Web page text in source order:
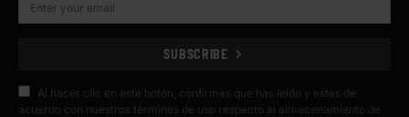
SUBSCRIBE
Al hacer clic en este botón, confirmas que has leído y estas de
acuerdo con nuestros términos de uso respecto al almacenamiento de